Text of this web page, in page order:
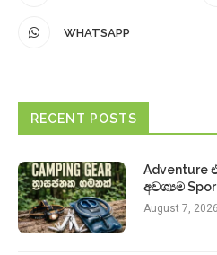
WHATSAPP
RECENT POSTS
Adventure
අවශ්‍යම
August 7, 2026